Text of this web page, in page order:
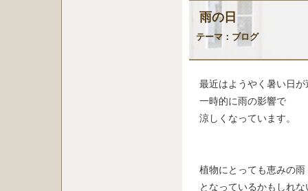
雨の日
テーマ： ブログ
最近はようやく暑い日が
一時的に雨の影響で
涼しくなっています。
植物にとっても恵みの雨
となっているかもしれ